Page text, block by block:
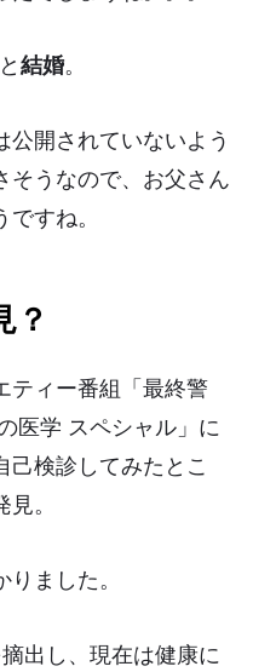
結婚。
開されていないよう
そうなので、お父さん
すね。
？
ティー番組「最終警
医学 スペシャル」に
己検診してみたとこ
見。
ました。
出し、現在は健康に